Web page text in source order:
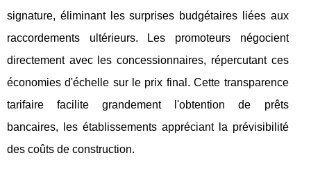
signature, éliminant les surprises budgétaires liées aux
raccordements ultérieurs. Les promoteurs négocient
directement avec les concessionnaires, répercutant ces
économies d'échelle sur le prix final. Cette transparence
tarifaire facilite grandement l'obtention de prêts
bancaires, les établissements appréciant la prévisibilité
des coûts de construction.